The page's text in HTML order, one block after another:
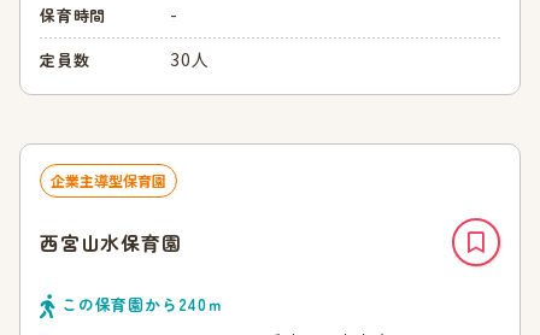
保育時間 -
定員数 30人
企業主導型保育園
西宮山水保育園
この保育園から 240ｍ